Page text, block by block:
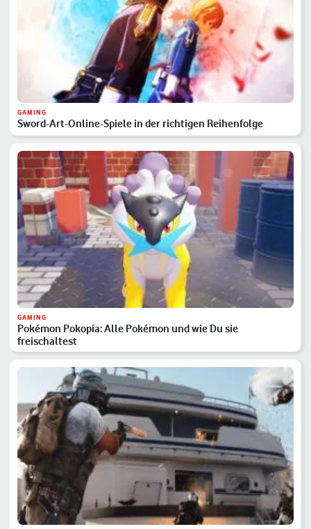
GAMING
Sword-Art-Online-Spiele in der richtigen Reihenfolge
GAMING
Pokémon Pokopia: Alle Pokémon und wie Du sie
freischaltest